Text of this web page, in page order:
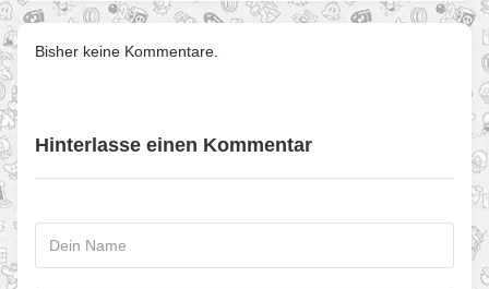
Bisher keine Kommentare.
Hinterlasse einen Kommentar